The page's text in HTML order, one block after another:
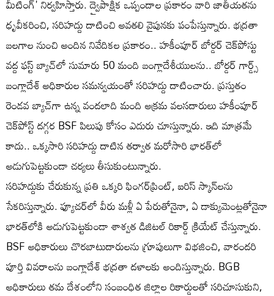
మీటింగ్' నిర్వహిస్తారు. ద్వైపాక్షిక ఒప్పందాల ప్రకారం వారి జాతీయతను
ధృవీకరించి, సరిహద్దు దాటించి అవతలి వైపునకు పంపేస్తున్నారు. భద్రతా
బలగాల నుంచి అందిన నివేదికల ప్రకారం.. హకీంపూర్ బోర్డర్ చెక్‌పోస్టు
వద్ద ఫస్ట్ బ్యాచ్‌లో సుమారు 50 మంది బంగ్లాదేశీయులను.. బోర్డర్ గార్డ్స్
బంగ్లాదేశ్ అధికారుల సమన్వయంతో సరిహద్దు దాటించారు. ప్రస్తుతం
రెండవ బ్యాచ్‌గా ఉన్న వందలాది మంది అక్రమ వలసదారులు హకీంపూర్
చెక్‌పోస్ట్ దగ్గర BSF పిలుపు కోసం ఎదురు చూస్తున్నారు. ఇది మాత్రమే
కాదు.. ఒక్కసారి సరిహద్దు దాటిన తర్వాత మరోసారి భారత్‌లో
అడుగుపెట్టకుండా చర్యలు తీసుకుంటున్నారు.
సరిహద్దుకు చేరుకున్న ప్రతి ఒక్కరి ఫింగర్‌ప్రింట్, ఐరిస్ స్కాన్‌లను
సేకరిస్తున్నారు. ఫ్యూచర్‌లో వీరు మళ్లీ ఏ పేరుతోనైనా, ఏ డాక్యుమెంట్లతోనైనా
భారత్‌లోకి అడుగుపెట్టకుండా శాశ్వత డిజిటల్ రికార్డ్ క్రియేట్ చేస్తున్నారు.
BSF అధికారులు చొరబాటుదారులను గ్రూపులుగా విభజించి, వారందరి
పూర్తి వివరాలను బంగ్లాదేశ్ భద్రతా దళాలకు అందిస్తున్నారు. BGB
అధికారులు తమ దేశంలోని సంబంధిత జిల్లాల రికార్డులతో సరిచూసుకుని,